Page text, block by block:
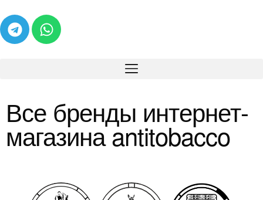
Все бренды интернет-
магазина antitobacco